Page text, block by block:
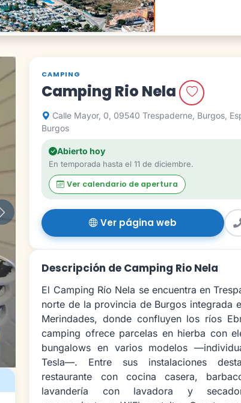
Siguiente
CAMPING
Camping Rio Nela
Calle Mayor, 0, 09540 Trespaderne, Burgos,
Burgos
Abierto hoy
En temporada hasta el 11 de diciembre.
Ver calendario de apertura
Ver página web
Descripción de Camping Rio Nela
El Camping Río Nela se encuentra en
norte de la provincia de Burgos integrada
Merindades, donde confluyen los ríos
camping ofrece parcelas en hierba con
bungalows en varios modelos
Tesla—. Entre sus instalaciones
restaurante con cocina casera,
lavandería con lavadora y